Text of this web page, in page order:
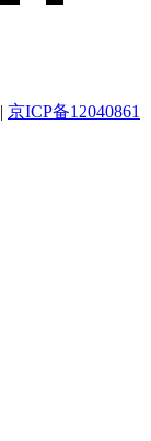
| 京ICP备12040861